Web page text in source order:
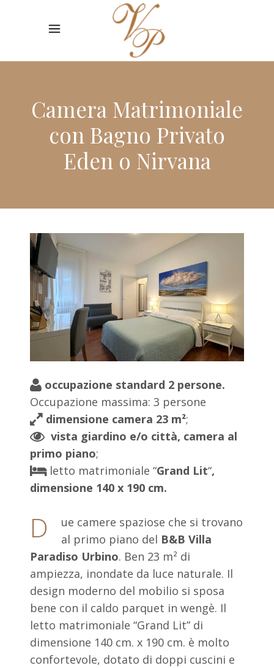
Camera Matrimoniale
con Bagno Privato
Eden o Nirvana
occupazione standard 2 persone.
Occupazione massima: 3 persone
dimensione camera 23 m²;
vista giardino e/o città, camera al
primo piano;
letto matrimoniale “Grand Lit“,
dimensione 140 x 190 cm.
D
ue camere spaziose che si trovano
al primo piano del B&B Villa
Paradiso Urbino. Ben 23 m² di
ampiezza, inondate da luce naturale. Il
design moderno del mobilio si sposa
bene con il caldo parquet in wengè. Il
letto matrimoniale “Grand Lit” di
dimensione 140 cm. x 190 cm. è molto
confortevole, dotato di doppi cuscini e